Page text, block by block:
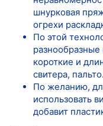
шнурковая
огрехи
По этой
короткие и
свитера, пальто.
По желанию,
использовать
добавит